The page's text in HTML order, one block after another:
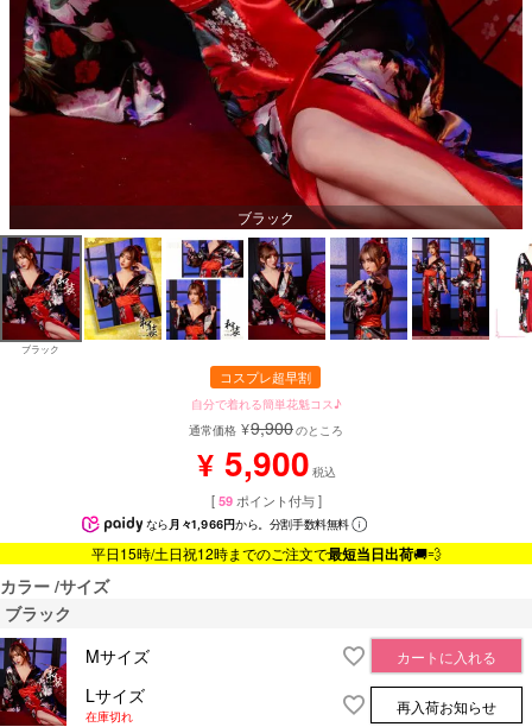
ブラック
ブラック
コスプレ超早割
自分で着れる簡単花魁コス♪
通常価格 ¥9,900のところ
¥ 5,900 税込
[ 59 ポイント付与 ]
なら月々1,966円から。分割手数料無料
平日15時/土日祝12時までのご注文で最短当日出荷🚚💨
カラー サイズ
ブラック
Mサイズ
カートに入れる
Lサイズ
在庫切れ
再入荷お知らせ